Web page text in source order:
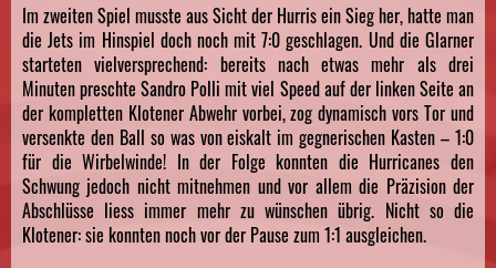
Im zweiten Spiel musste aus Sicht der Hurris ein Sieg her, hatte man
die Jets im Hinspiel doch noch mit 7:0 geschlagen. Und die Glarner
starteten vielversprechend: bereits nach etwas mehr als drei
Minuten preschte Sandro Polli mit viel Speed auf der linken Seite an
der kompletten Klotener Abwehr vorbei, zog dynamisch vors Tor und
versenkte den Ball so was von eiskalt im gegnerischen Kasten – 1:0
für die Wirbelwinde! In der Folge konnten die Hurricanes den
Schwung jedoch nicht mitnehmen und vor allem die Präzision der
Abschlüsse liess immer mehr zu wünschen übrig. Nicht so die
Klotener: sie konnten noch vor der Pause zum 1:1 ausgleichen.